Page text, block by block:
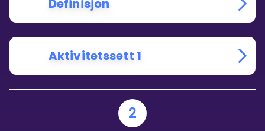
Definisjon
Aktivitetssett 1
2